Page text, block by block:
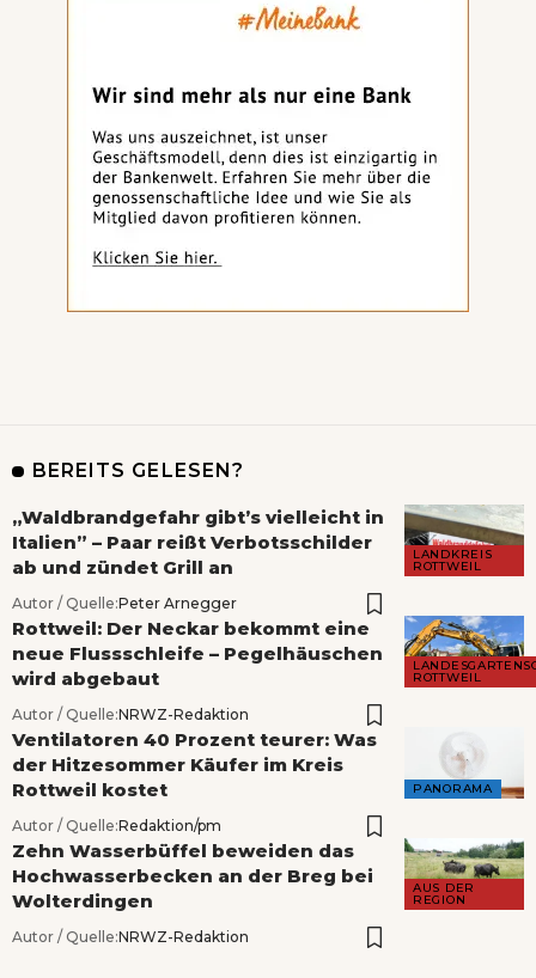
BEREITS GELESEN?
LANDKREIS
ROTTWEIL
„Waldbrandgefahr gibt’s vielleicht in
Italien” – Paar reißt Verbotsschilder
ab und zündet Grill an
Autor / Quelle:Peter Arnegger
ROTTWEIL
Rottweil: Der Neckar bekommt eine
neue Flussschleife – Pegelhäuschen
wird abgebaut
Autor / Quelle:NRWZ-Redaktion
PANORAMA
Ventilatoren 40 Prozent teurer: Was
der Hitzesommer Käufer im Kreis
Rottweil kostet
Autor / Quelle:Redaktion/pm
AUS DER
REGION
Zehn Wasserbüffel beweiden das
Hochwasserbecken an der Breg bei
Wolterdingen
Autor / Quelle:NRWZ-Redaktion